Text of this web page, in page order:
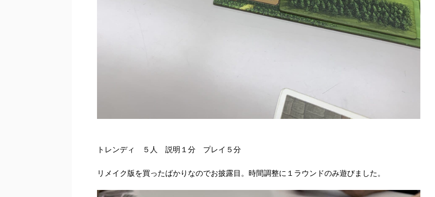
トレンディ ５人 説明１分 プレイ５分
リメイク版を買ったばかりなのでお披露目。時間調整に１ラウンドのみ遊びました。